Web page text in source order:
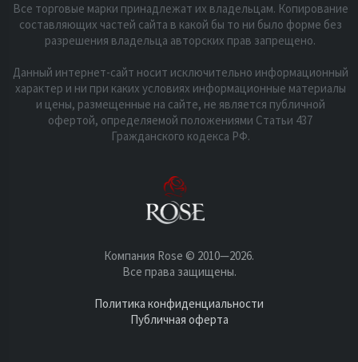
Компания Rose © 2010—2026.
Все права защищены.
Политика конфиденциальности
Публичная оферта
Все торговые марки принадлежат их владельцам. Копирование
составляющих частей сайта в какой бы то ни было форме без
разрешения владельца авторских прав запрещено.
Данный интернет-сайт носит исключительно информационный
характер и ни при каких условиях информационные материалы
и цены, размещенные на сайте, не является публичной
офертой, определяемой положениями Статьи 437
Гражданского кодекса РФ.